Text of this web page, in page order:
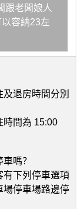
跟老闆娘人
容納23左
退房時間分別
時間為 15:00
嗎？
有下列停車選項
場停車場路邊停